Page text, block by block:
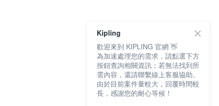
Kipling
歡迎來到 KIPLING 官網 👋
為加速處理您的需求，請點選下方
按鈕查詢相關資訊；若無法找到所
需內容，還請聯繫線上客服協助。
由於目前案件量較大，回覆時間較
長，感謝您的耐心等候！